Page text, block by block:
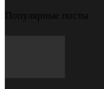
Популярные посты